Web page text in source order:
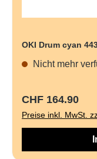
OKI Drum cyan
Nicht mehr
Regulärer Preis:
CHF 164.90
Preise inkl. MwSt.